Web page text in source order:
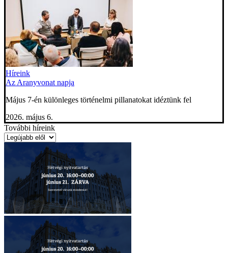
Híreink
Az Aranyvonat napja
Május 7-én különleges történelmi pillanatokat idéztünk fel
2026. május 6.
További híreink